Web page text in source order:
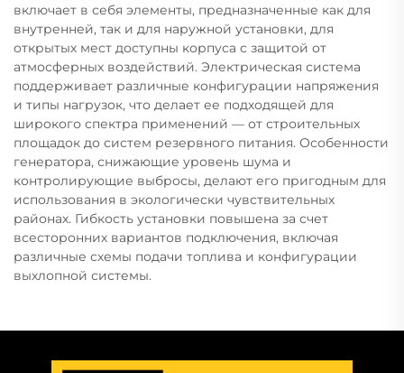
включает в себя элементы, предназначенные как для
внутренней, так и для наружной установки, для
открытых мест доступны корпуса с защитой от
атмосферных воздействий. Электрическая система
поддерживает различные конфигурации напряжения
и типы нагрузок, что делает ее подходящей для
широкого спектра применений — от строительных
площадок до систем резервного питания. Особенности
генератора, снижающие уровень шума и
контролирующие выбросы, делают его пригодным для
использования в экологически чувствительных
районах. Гибкость установки повышена за счет
всесторонних вариантов подключения, включая
различные схемы подачи топлива и конфигурации
выхлопной системы.